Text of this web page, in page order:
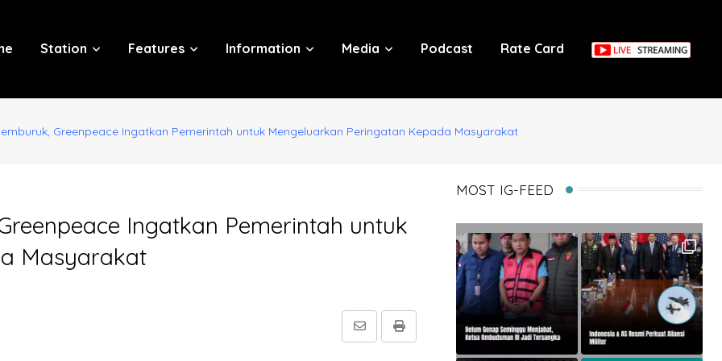
Station Features Information Media Podcast Rate Card
Greenpeace Ingatkan Pemerintah untuk Mengeluarkan Peringatan Kepada Masyarakat
Ingatkan Pemerintah untuk
Masyarakat
Print
Share
MOST IG-FEED